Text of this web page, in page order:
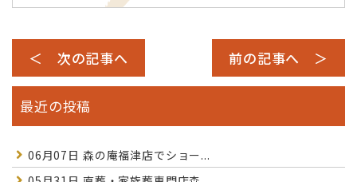
＜ 次の記事へ 前の記事へ ＞
最近の投稿
06月07日 森の庵福津店でショー...